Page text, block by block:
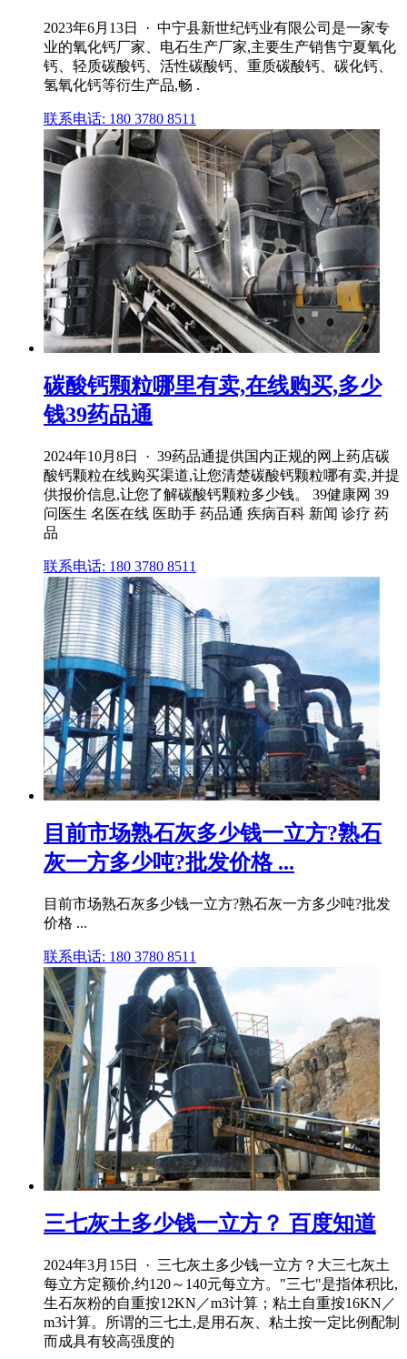
2023年6月13日 · 中宁县新世纪钙业有限公司是一家专
业的氧化钙厂家、电石生产厂家,主要生产销售宁夏氧化
钙、轻质碳酸钙、活性碳酸钙、重质碳酸钙、碳化钙、
氢氧化钙等衍生产品,畅 .
联系电话: 180 3780 8511
碳酸钙颗粒哪里有卖,在线购买,多少
钱39药品通
2024年10月8日 · 39药品通提供国内正规的网上药店碳
酸钙颗粒在线购买渠道,让您清楚碳酸钙颗粒哪有卖,并提
供报价信息,让您了解碳酸钙颗粒多少钱。 39健康网 39
问医生 名医在线 医助手 药品通 疾病百科 新闻 诊疗 药
品
联系电话: 180 3780 8511
目前市场熟石灰多少钱一立方?熟石
灰一方多少吨?批发价格 ...
目前市场熟石灰多少钱一立方?熟石灰一方多少吨?批发
价格 ...
联系电话: 180 3780 8511
三七灰土多少钱一立方？ 百度知道
2024年3月15日 · 三七灰土多少钱一立方？大三七灰土
每立方定额价,约120～140元每立方。"三七"是指体积比,
生石灰粉的自重按12KN／m3计算；粘土自重按16KN／
m3计算。所谓的三七土,是用石灰、粘土按一定比例配制
而成具有较高强度的